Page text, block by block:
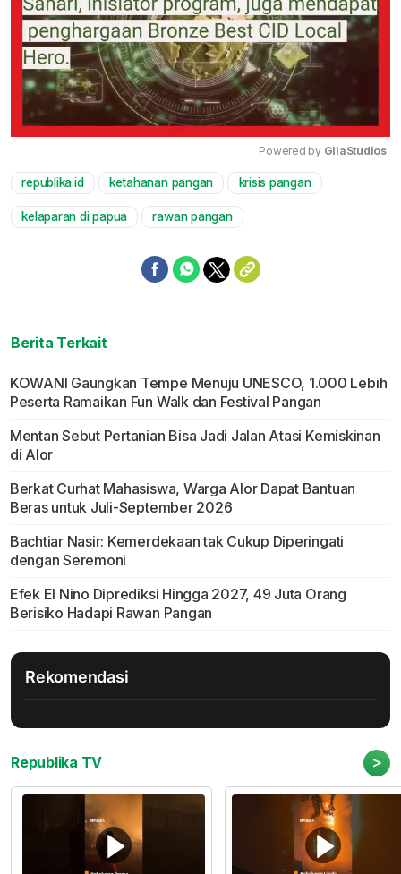
Powered by GliaStudios
republika.id ketahanan pangan krisis pangan
kelaparan di papua rawan pangan
Berita Terkait
KOWANI Gaungkan Tempe Menuju UNESCO, 1.000 Lebih
Peserta Ramaikan Fun Walk dan Festival Pangan
Mentan Sebut Pertanian Bisa Jadi Jalan Atasi Kemiskinan
di Alor
Berkat Curhat Mahasiswa, Warga Alor Dapat Bantuan
Beras untuk Juli-September 2026
Bachtiar Nasir: Kemerdekaan tak Cukup Diperingati
dengan Seremoni
Efek El Nino Diprediksi Hingga 2027, 49 Juta Orang
Berisiko Hadapi Rawan Pangan
Rekomendasi
Republika TV >